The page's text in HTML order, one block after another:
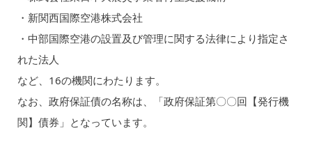
・新関西国際空港株式会社
・中部国際空港の設置及び管理に関する法律により指定さ
れた法人
など、16の機関にわたります。
なお、政府保証債の名称は、「政府保証第〇〇回【発行機
関】債券」となっています。